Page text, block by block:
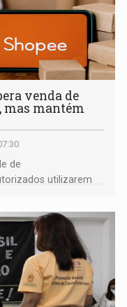
venda de
mas mantém
de
utilizarem